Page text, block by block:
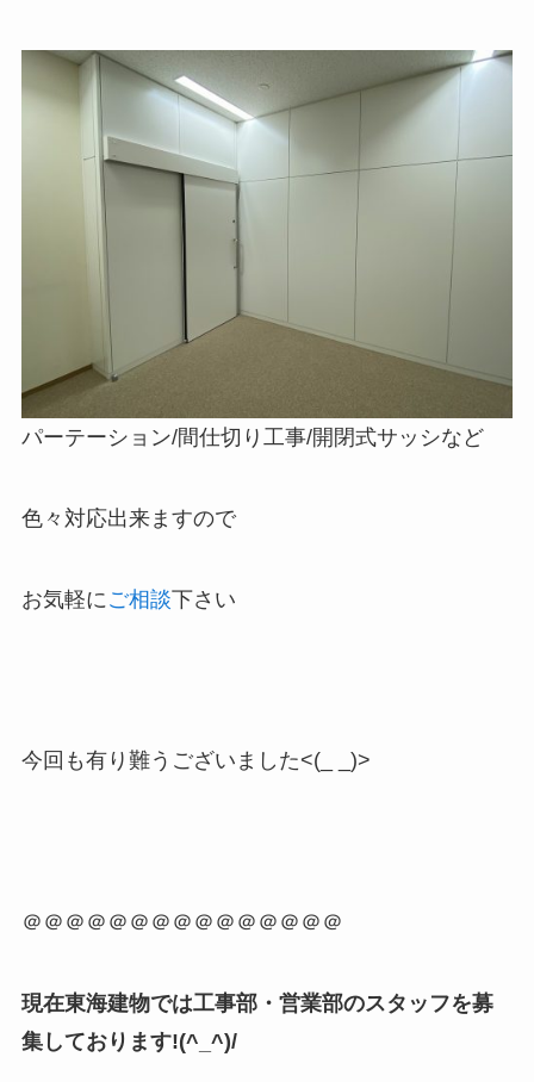
パーテーション/間仕切り工事/開閉式サッシなど
色々対応出来ますので
お気軽に ご相談下さい
今回も有り難うございました<(_ _)>
＠＠＠＠＠＠＠＠＠＠＠＠＠＠＠
現在東海建物では工事部・営業部のスタッフを募
集しております!(^_^)/